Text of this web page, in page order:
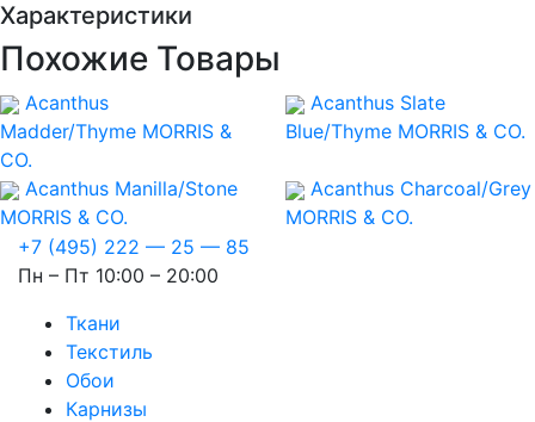
Характеристики
Похожие Товары
Acanthus
Madder/Thyme MORRIS &
CO.
Acanthus Slate
Blue/Thyme MORRIS & CO.
Acanthus Manilla/Stone
MORRIS & CO.
Acanthus Charcoal/Grey
MORRIS & CO.
+7 (495) 222 — 25 — 85
Пн – Пт 10:00 – 20:00
Ткани
Текстиль
Обои
Карнизы